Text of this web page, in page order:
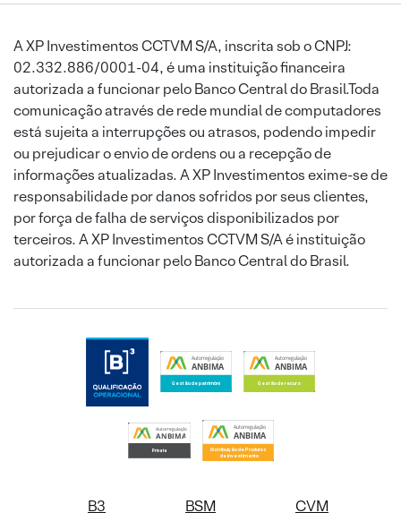
A XP Investimentos CCTVM S/A, inscrita sob o CNPJ:
02.332.886/0001-04, é uma instituição financeira
autorizada a funcionar pelo Banco Central do Brasil.Toda
comunicação através de rede mundial de computadores
está sujeita a interrupções ou atrasos, podendo impedir
ou prejudicar o envio de ordens ou a recepção de
informações atualizadas. A XP Investimentos exime-se de
responsabilidade por danos sofridos por seus clientes,
por força de falha de serviços disponibilizados por
terceiros. A XP Investimentos CCTVM S/A é instituição
autorizada a funcionar pelo Banco Central do Brasil.
B3 BSM CVM